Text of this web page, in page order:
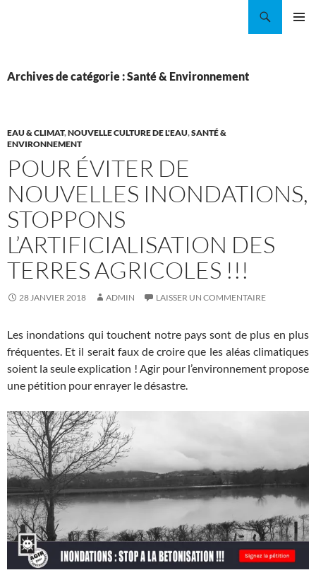
Archives de catégorie : Santé & Environnement
EAU & CLIMAT,NOUVELLE CULTURE DE L'EAU,SANTÉ &
ENVIRONNEMENT
POUR ÉVITER DE
NOUVELLES INONDATIONS,
STOPPONS
L’ARTIFICIALISATION DES
TERRES AGRICOLES !!!
28 JANVIER 2018 ADMIN LAISSER UN COMMENTAIRE
Les inondations qui touchent notre pays sont de plus en plus
fréquentes. Et il serait faux de croire que les aléas climatiques
soient la seule explication ! Agir pour l’environnement propose
une pétition pour enrayer le désastre.